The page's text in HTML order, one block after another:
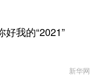
我的“2021”
新华网